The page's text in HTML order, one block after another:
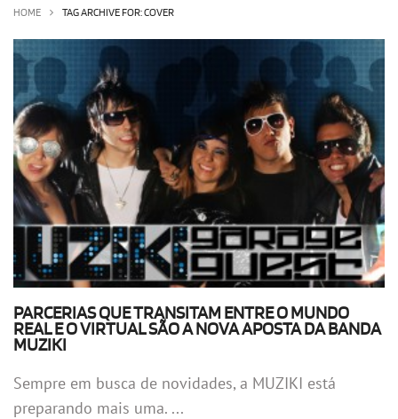
HOME TAG ARCHIVE FOR: COVER
PARCERIAS QUE TRANSITAM ENTRE O MUNDO
REAL E O VIRTUAL SÃO A NOVA APOSTA DA BANDA
MUZIKI
Sempre em busca de novidades, a MUZIKI está
preparando mais uma. ...